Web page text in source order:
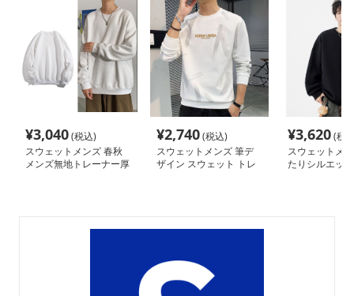
¥3,040(税込)
スウェットメンズ 春秋
メンズ無地トレーナー厚
¥2,740(税込)
スウェットメンズ 筆デ
ザイン スウェット トレ
¥3,620(税
スウェットメ
たりシルエッ